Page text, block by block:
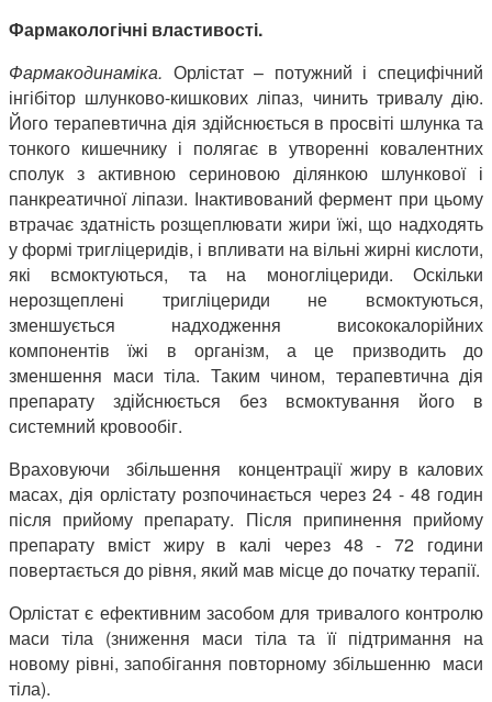
Фармакологічні властивості.
Фармакодинаміка. Орлістат – потужний і специфічний
інгібітор шлунково-кишкових ліпаз, чинить тривалу дію.
Його терапевтична дія здійснюється в просвіті шлунка та
тонкого кишечнику і полягає в утворенні ковалентних
сполук з активною сериновою ділянкою шлункової і
панкреатичної ліпази. Інактивований фермент при цьому
втрачає здатність розщеплювати жири їжі, що надходять
у формі тригліцеридів, і впливати на вільні жирні кислоти,
які всмоктуються, та на моногліцериди. Оскільки
нерозщеплені тригліцериди не всмоктуються,
зменшується надходження висококалорійних
компонентів їжі в організм, а це призводить до
зменшення маси тіла. Таким чином, терапевтична дія
препарату здійснюється без всмоктування його в
системний кровообіг.
Враховуючи збільшення концентрації жиру в калових
масах, дія орлістату розпочинається через 24 - 48 годин
після прийому препарату. Після припинення прийому
препарату вміст жиру в калі через 48 - 72 години
повертається до рівня, який мав місце до початку терапії.
Орлістат є ефективним засобом для тривалого контролю
маси тіла (зниження маси тіла та її підтримання на
новому рівні, запобігання повторному збільшенню маси
тіла).